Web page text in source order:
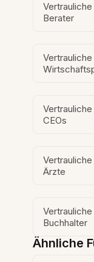
Berater
CEOs
Ärzte
Buchhalter
Ähnliche